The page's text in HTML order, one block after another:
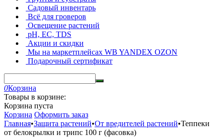
Садовый инвентарь
Всё для гроверов
Освещение растений
pH, EC, TDS
Акции и скидки
Мы на маркетплейсах WB YANDEX OZON
Подарочный сертификат
0Корзина
Товары в корзине:
Корзина пуста
Корзина Оформить заказ
Главная•Защита растений•От вредителей растений•Теппеки
от белокрылки и трипс 100 г (фасовка)